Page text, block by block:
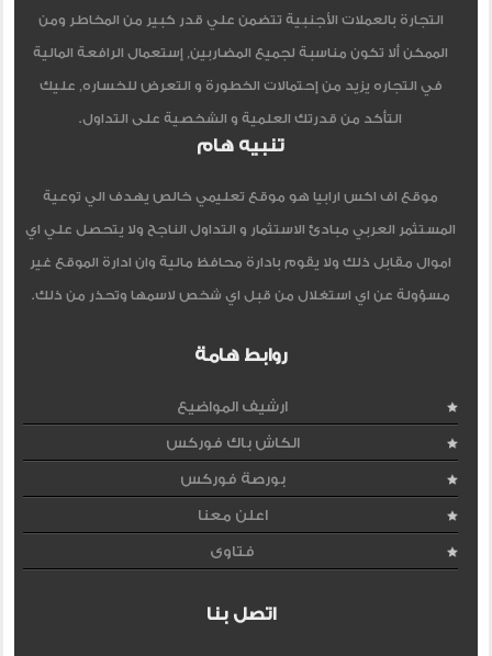
التجارة بالعملات الأجنبية تتضمن علي قدر كبير من المخاطر ومن
الممكن ألا تكون مناسبة لجميع المضاربين, إستعمال الرافعة المالية
في التجاره يزيد من إحتمالات الخطورة و التعرض للخساره, عليك
التأكد من قدرتك العلمية و الشخصية على التداول.
تنبيه هام
موقع اف اكس ارابيا هو موقع تعليمي خالص يهدف الي توعية
المستثمر العربي مبادئ الاستثمار و التداول الناجح ولا يتحصل علي اي
اموال مقابل ذلك ولا يقوم بادارة محافظ مالية وان ادارة الموقع غير
مسؤولة عن اي استغلال من قبل اي شخص لاسمها وتحذر من ذلك.
روابط هامة
ارشيف المواضيع
الكاش باك فوركس
بورصة فوركس
اعلن معنا
فتاوى
اتصل بنا